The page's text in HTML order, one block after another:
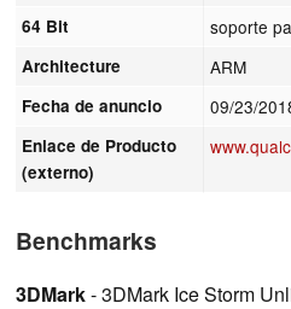
64 Bit soporte
Architecture ARM
Fecha de anuncio 09/23/
Enlace de Producto
(externo)
Benchmarks
3DMark- 3DMark Ice Storm